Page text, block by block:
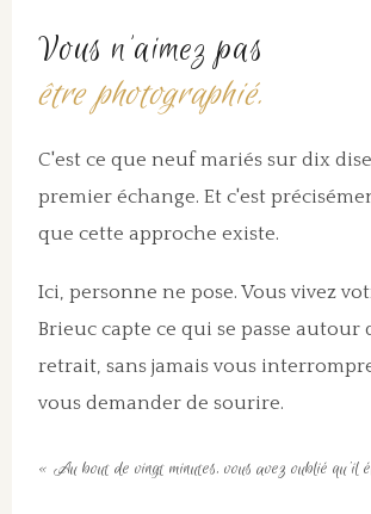
Vous n'aimez pas
être photographié.
C'est ce que neuf mariés sur dix
premier échange. Et c'est
que cette approche existe.
Ici, personne ne pose. Vous vivez
Brieuc capte ce qui se passe autour
retrait, sans jamais vous
vous demander de sourire.
« Au bout de vingt minutes, vous avez oublié qu'il